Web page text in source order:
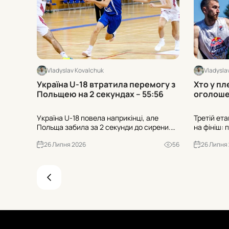
Vladyslav Kovalchuk
Україна U-18 втратила перемогу з
Польщею на 2 секундах – 55:56
Україна U-18 повела наприкінці, але
Польща забила за 2 секунди до сирени.
суперника. Чи зіграли роль 21 втрата та
26 Липня 2026 56
Хто у
Третій
на фініш:
Хто26 Липня